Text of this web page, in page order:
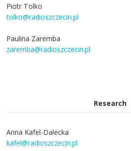
Piotr Tolko
tolko@radioszczecin.pl
Paulina Zaremba
zaremba@radioszczecin.pl
Research
Anna Kafel-Dalecka
kafel@radioszczecin.pl